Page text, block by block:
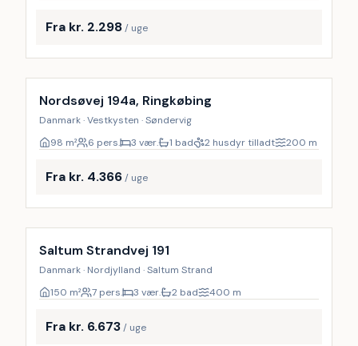
Fra kr. 2.298/ uge
Nordsøvej 194a, Ringkøbing
Danmark · Vestkysten · Søndervig
98 m² 6 pers. 3 vær. 1 bad 2 husdyr tilladt 200 m
Fra kr. 4.366/ uge
Inkl. rengøring
Saltum Strandvej 191
Danmark · Nordjylland · Saltum Strand
150 m² 7 pers. 3 vær. 2 bad 400 m
Fra kr. 6.673/ uge